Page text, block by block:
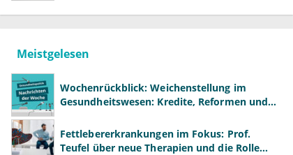
Meistgelesen
Wochenrückblick: Weichenstellung im
Gesundheitswesen: Kredite, Reformen und
Fettlebererkrankungen im Fokus: Prof.
Teufel über neue Therapien und die Rolle